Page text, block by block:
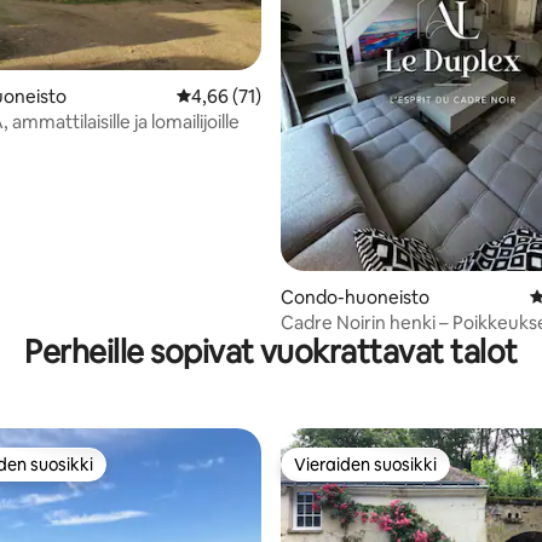
5, 214 arvostelua Keskimääräinen arvio 4,66/5, 71 arvostelua
4,66 (71)
ammattilaisille ja lomailijoille
Condo-huoneisto
Cadre Noirin henki –
kaksikerroksinen asunto
Perheille sopivat vuokrattavat talot
suosikkien parhaimmistoa
suosikki Vieraiden suosikki
Vieraiden suosikki